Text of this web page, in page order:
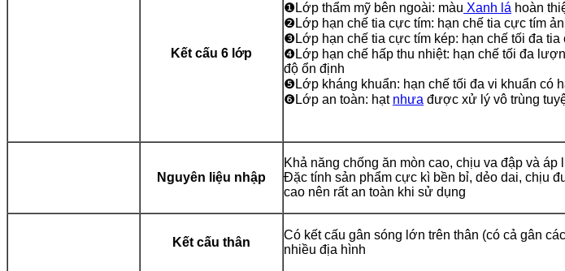
Kết cấu 6 lớp
❶Lớp thẩm mỹ bên ngoài: màu Xanh lá hoàn
❷Lớp hạn chế tia cực tím: hạn chế tia cực tím
❸Lớp hạn chế tia cực tím kép: hạn chế tối đa
❹Lớp hạn chế hấp thu nhiệt: hạn chế tối đa
độ ổn định
❺Lớp kháng khuẩn: hạn chế tối đa vi khuẩn có
❻Lớp an toàn: hạt nhưa được xử lý vô trùng
Nguyên liệu nhập
Khả năng chống ăn mòn cao, chịu va đập và
Đặc tính sản phẩm cực kì bền bỉ, dẻo dai, chịu
cao nên rất an toàn khi sử dụng
Kết cấu thân
Có kết cấu gân sóng lớn trên thân (có cả gân
nhiều địa hình